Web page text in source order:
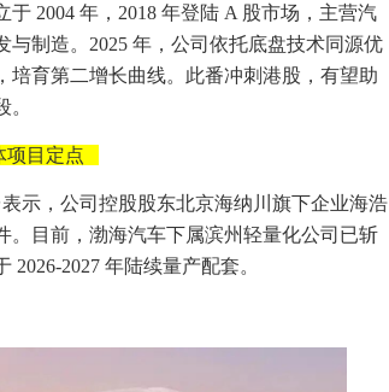
2004 年，2018 年登陆 A 股市场，主营汽
制造。2025 年，公司依托底盘技术同源优
育第二增长曲线。此番冲刺港股，有望助
项目定点
示，公司控股股东北京海纳川旗下企业海浩
。目前，渤海汽车下属滨州轻量化公司已斩
2027 年陆续量产配套。